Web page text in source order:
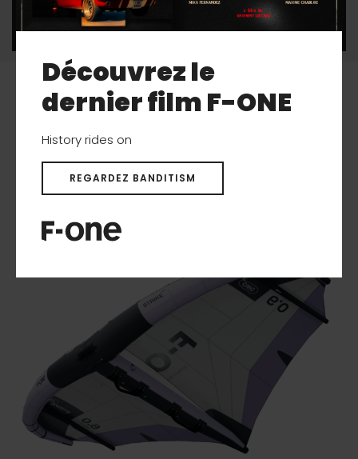
Produits associés
Nouveau
Découvrez le
dernier film F-ONE
History rides on
REGARDEZ BANDITISM